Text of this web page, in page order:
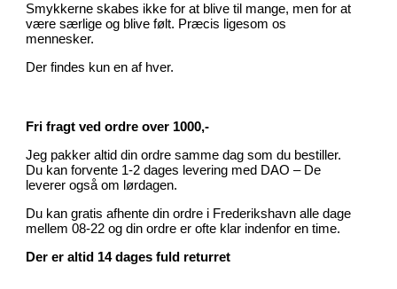
Smykkerne skabes ikke for at blive til mange, men for at
være særlige og blive følt. Præcis ligesom os
mennesker.
Der findes kun en af hver.
Fri fragt ved ordre over 1000,-
Jeg pakker altid din ordre samme dag som du bestiller.
Du kan forvente 1-2 dages levering med DAO – De
leverer også om lørdagen.
Du kan gratis afhente din ordre i Frederikshavn alle dage
mellem 08-22 og din ordre er ofte klar indenfor en time.
Der er altid 14 dages fuld returret